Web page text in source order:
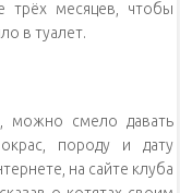
трёх месяцев, чтобы
в туалет.
можно смело давать
породу и дату
на сайте клуба